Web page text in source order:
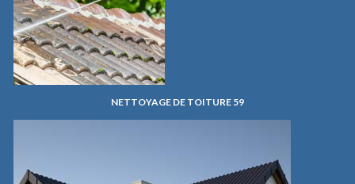
NETTOYAGE DE TOITURE 59